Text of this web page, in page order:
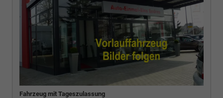
Fahrzeug mit Tageszulassung